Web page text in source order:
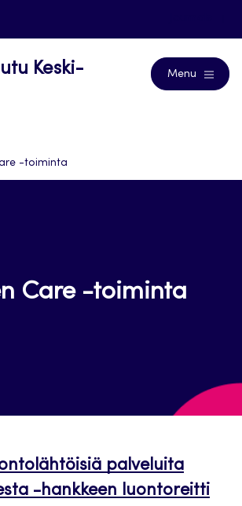
Keski-
Menu
-toiminta
Care -toiminta
palveluita
-hankkeen luontoreitti